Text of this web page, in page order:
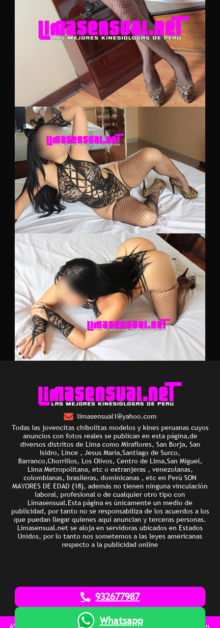
932677987
Whatsapp
limasensual1@yahoo.com
Todas las jovencitas chibolitas modelos y kines peruanas cuyos
anuncios con fotos reales se publican en esta página,de
diversos distritos de Lima como Miraflores, San Borja, San
Isidro, Lince , Jesus Maria,Santiago de Surco,
Barranco,Chorrillos, Los Olivos, Centro de Lima,San Miguel,
Lima Metropolitana, etc o extranjeras , venezolanas,
colombianas, brasileras, dominicanas , etc en Perú SON
MAYORES DE EDAD (18), además no tienen ninguna vinculación
laboral, profesional o de cualquier otro tipo con
Limasensual.Esta página es únicamente un medio de
publicidad, por tanto no se responsabiliza de los acuerdos a los
que puedan llegar quienes aquí anuncian y terceras personas.
Limasensual.net se aloja en servidoras ubicados en Estados
Unidos, por lo tanto nos sometemos a las leyes americanas
respecto a la publicidad online
::.. Anuncios de golosas putas y escorts jovencitas en Perú